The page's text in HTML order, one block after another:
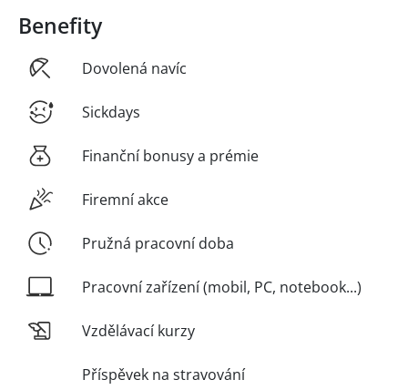
Benefity
Dovolená navíc
Sickdays
Finanční bonusy a prémie
Firemní akce
Pružná pracovní doba
Pracovní zařízení (mobil, PC, notebook...)
Vzdělávací kurzy
Příspěvek na stravování